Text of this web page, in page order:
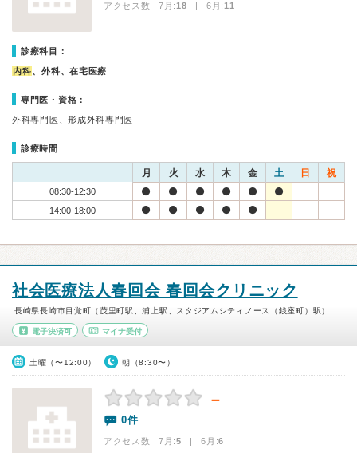
アクセス数 7月:18 | 6月:11
診療科目：
内科、外科、在宅医療
専門医・資格：
外科専門医、形成外科専門医
診療時間
月 火 水 木 金 土 日 祝
08:30-12:30
14:00-18:00
社会医療法人春回会 春回会クリニック
長崎県長崎市目覚町（茂里町駅、浦上駅、スタジアムシティノース（銭座町）駅）
電子決済可 マイナ受付
土曜（〜12:00） 朝（8:30〜）
－
0件
アクセス数 7月:5 | 6月:6